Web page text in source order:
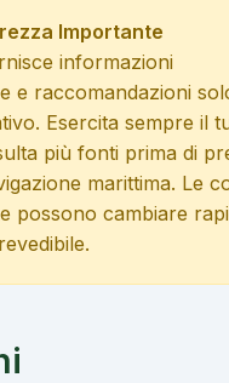
Importante
informazioni
e raccomandazioni
Esercita sempre il
più fonti prima di
marittima. Le
possono cambiare